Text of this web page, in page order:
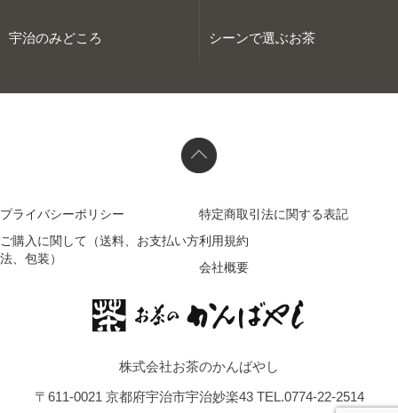
宇治のみどころ シーンで選ぶお茶
プライバシーポリシー
特定商取引法に関する表記
ご購入に関して（送料、お支払い方
法、包装）
利用規約
会社概要
株式会社お茶のかんばやし
〒611-0021 京都府宇治市宇治妙楽43 TEL.0774-22-2514